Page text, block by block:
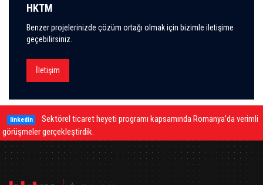
HKTM
Benzer projelerinizde çözüm ortağı olmak için bizimle iletişime
geçebilirsiniz.
İletişim
Sektörel ticaret heyeti programı kapsamında Romanya’da verimli
linkedin